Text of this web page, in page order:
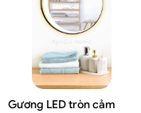
Gương LED tròn cảm